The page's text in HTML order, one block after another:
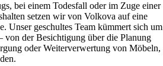
bei einem Todesfall oder im Zuge einer
setzen wir von Volkova auf eine
Unser geschultes Team kümmert sich um
der Besichtigung über die Planung
oder Weiterverwertung von Möbeln,